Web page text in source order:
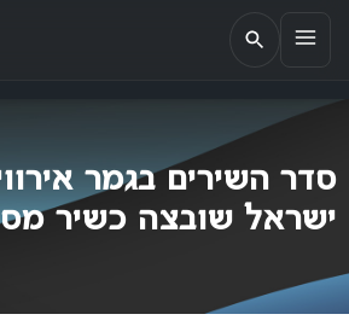
EUROMIX
אתר הבית של האירוויזיון בישראל
ישראל שובצה כשיר